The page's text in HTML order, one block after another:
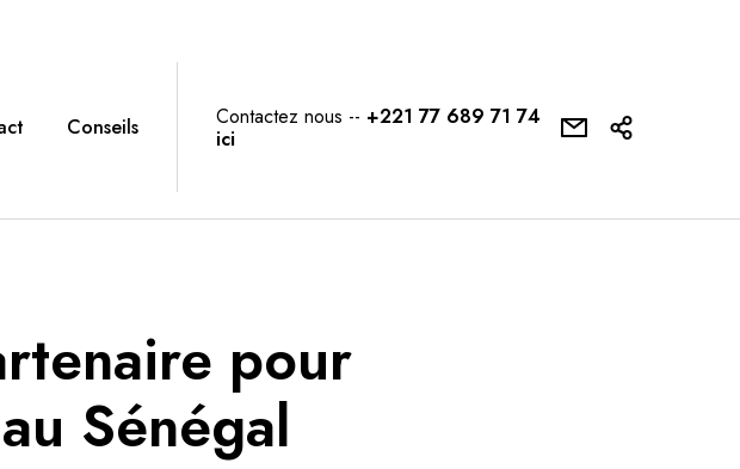
Conseils Contactez nous -- +221 77 689 71 74
ici
pour
Sénégal